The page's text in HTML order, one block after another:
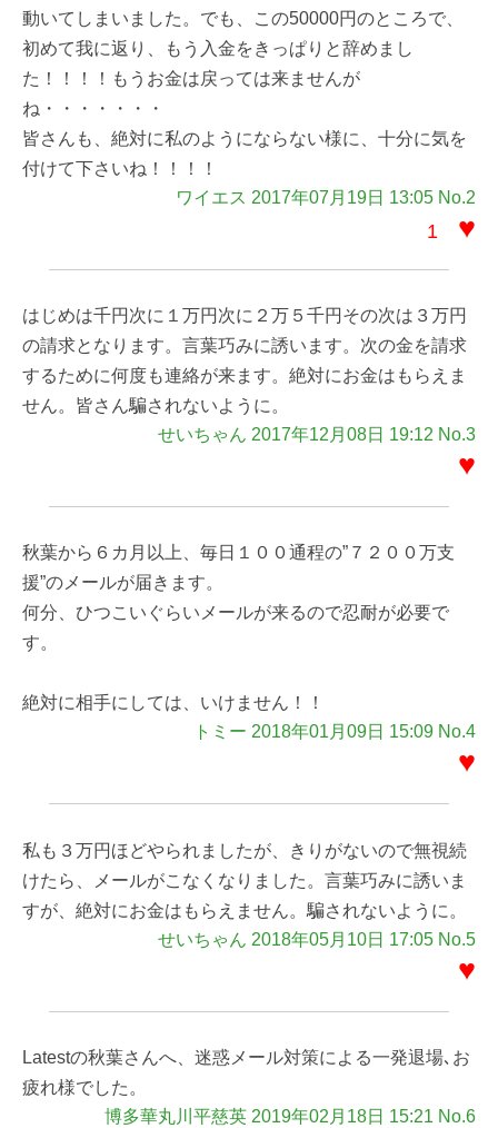
動いてしまいました。でも、この50000円のところで、
初めて我に返り、もう入金をきっぱりと辞めまし
た！！！！もうお金は戻っては来ませんが
ね・・・・・・・
皆さんも、絶対に私のようにならない様に、十分に気を
付けて下さいね！！！！
ワイエス 2017年07月19日 13:05 No.2
1 ♥
はじめは千円次に１万円次に２万５千円その次は３万円
の請求となります。言葉巧みに誘います。次の金を請求
するために何度も連絡が来ます。絶対にお金はもらえま
せん。皆さん騙されないように。
せいちゃん 2017年12月08日 19:12 No.3
♥
秋葉から６カ月以上、毎日１００通程の”７２００万支
援”のメールが届きます。
何分、ひつこいぐらいメールが来るので忍耐が必要で
す。
絶対に相手にしては、いけません！！
トミー 2018年01月09日 15:09 No.4
♥
私も３万円ほどやられましたが、きりがないので無視続
けたら、メールがこなくなりました。言葉巧みに誘いま
すが、絶対にお金はもらえません。騙されないように。
せいちゃん 2018年05月10日 17:05 No.5
♥
Latestの秋葉さんへ、迷惑メール対策による一発退場､お
疲れ様でした。
博多華丸川平慈英 2019年02月18日 15:21 No.6